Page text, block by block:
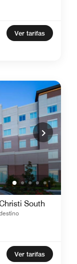
Ver tarifas
South
Ver tarifas